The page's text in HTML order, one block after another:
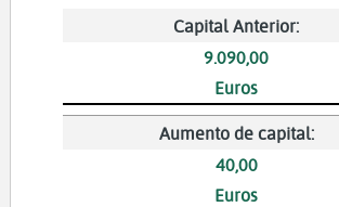
Capital Anterior:
9.090,00
Euros
Aumento de capital:
40,00
Euros